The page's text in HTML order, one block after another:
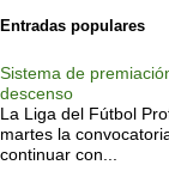
Entradas populares
Sistema de
descenso
La Liga del Fútbol
martes la
continuar con...